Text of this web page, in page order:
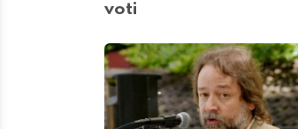
voti